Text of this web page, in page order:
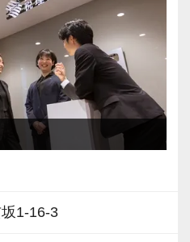
を磨きながらステップ
？
節税・融資・税務調査に
益、顧問先数2500以
成長中です。
社いただく来所型サー
1-16-3